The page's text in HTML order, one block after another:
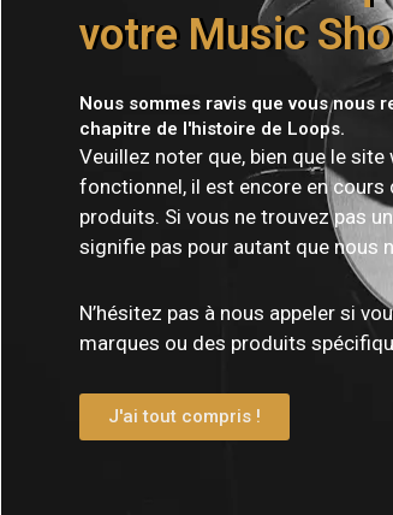
Vous devez être
votre Music
Nous sommes ravis que vous nous
chapitre de l'histoire de Loops.
Veuillez noter que, bien que le
fonctionnel, il est encore en cours
produits. Si vous ne trouvez pas
signifie pas pour autant que nous
N’hésitez pas à nous appeler si
marques ou des produits
J'ai tout compris !